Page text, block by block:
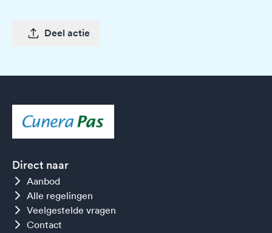
Deel actie
Direct naar
Aanbod
Alle regelingen
Veelgestelde vragen
Contact